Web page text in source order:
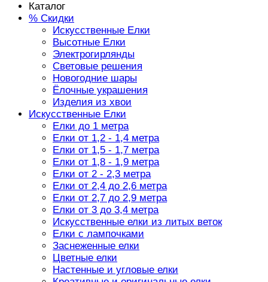
Каталог
% Скидки
Искусственные Елки
Высотные Елки
Электрогирлянды
Световые решения
Новогодние шары
Ёлочные украшения
Изделия из хвои
Искусственные Елки
Елки до 1 метра
Елки от 1,2 - 1,4 метра
Елки от 1,5 - 1,7 метра
Елки от 1,8 - 1,9 метра
Елки от 2 - 2,3 метра
Елки от 2,4 до 2,6 метра
Елки от 2,7 до 2,9 метра
Елки от 3 до 3,4 метра
Искусственные елки из литых веток
Елки с лампочками
Заснеженные елки
Цветные елки
Настенные и угловые елки